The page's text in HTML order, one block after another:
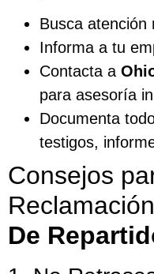
Busca atención
Informa a tu
Contacta a
para asesoría
Documenta
testigos,
Consejos
De